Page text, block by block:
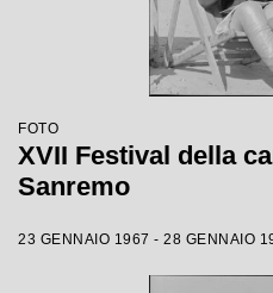
FOTO
XVII Festival della
Sanremo
23 GENNAIO 1967 - 28 GENNAIO